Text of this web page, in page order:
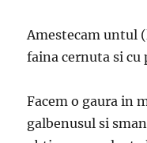
Amestecam untul
faina cernuta si cu
Facem o gaura in
galbenusul si